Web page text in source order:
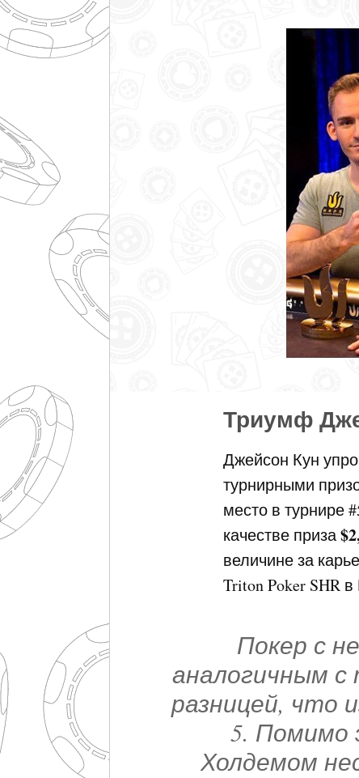
Триумф
Джейсон Кун
турнирными
место в турнире
качестве приза
величине за
Triton Poker SHR
Покер с
аналогичным
разницей, что
5. Помимо
Холдемом